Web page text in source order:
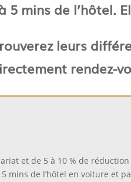
5 mins de l’hôtel.
leurs
rendez-
et de 5 à 10 % de
mins de l’hôtel en voiture et